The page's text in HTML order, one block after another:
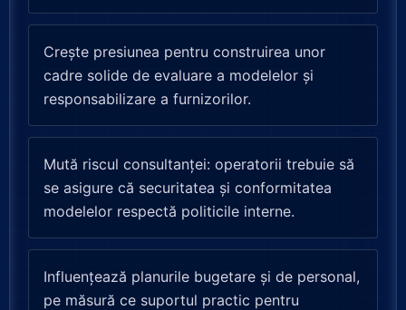
Crește presiunea pentru construirea unor
cadre solide de evaluare a modelelor și
responsabilizare a furnizorilor.
Mută riscul consultanței: operatorii trebuie să
se asigure că securitatea și conformitatea
modelelor respectă politicile interne.
Influențează planurile bugetare și de personal,
pe măsură ce suportul practic pentru